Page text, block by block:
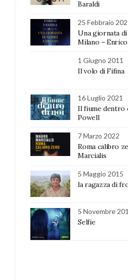
Baraldi
25 Febbraio
Una giornata di
Milano –
1 Giugno 2011
Il volo di Fifina
16 Luglio 2021
Il fiume dentro
Powell
7 Marzo 2022
Roma calibro
Marcialis
5 Maggio 2015
la ragazza di
5 Novembre
Selfie